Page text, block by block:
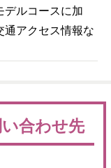
ルコースに加
通アクセス情報な
合わせ先